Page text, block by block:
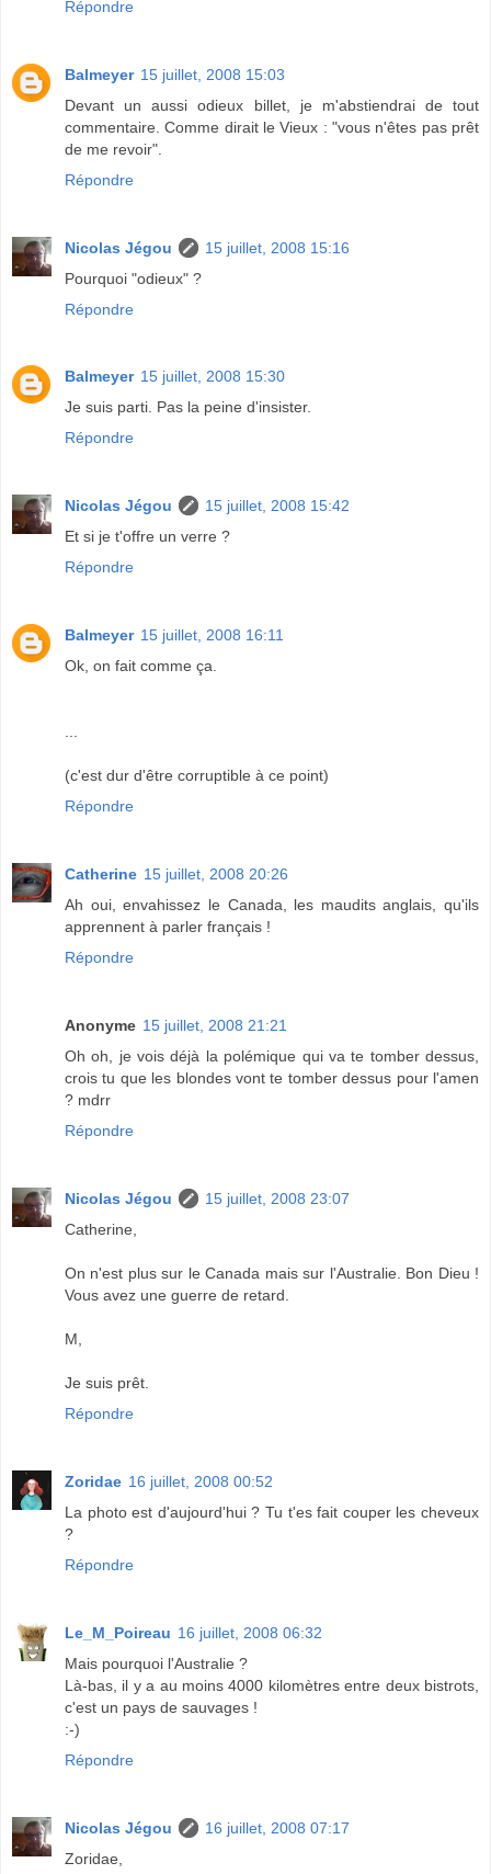
Répondre
Balmeyer 15 juillet, 2008 15:03
Devant un aussi odieux billet, je m'abstiendrai de tout
commentaire. Comme dirait le Vieux : "vous n'êtes pas prêt
de me revoir".
Répondre
Nicolas Jégou
15 juillet, 2008 15:16
Pourquoi "odieux" ?
Répondre
Balmeyer 15 juillet, 2008 15:30
Je suis parti. Pas la peine d'insister.
Répondre
Nicolas Jégou
15 juillet, 2008 15:42
Et si je t'offre un verre ?
Répondre
Balmeyer 15 juillet, 2008 16:11
Ok, on fait comme ça.
...
(c'est dur d'être corruptible à ce point)
Répondre
Catherine 15 juillet, 2008 20:26
Ah oui, envahissez le Canada, les maudits anglais, qu'ils
apprennent à parler français !
Répondre
Anonyme 15 juillet, 2008 21:21
Oh oh, je vois déjà la polémique qui va te tomber dessus,
crois tu que les blondes vont te tomber dessus pour l'amen
? mdrr
Répondre
Nicolas Jégou
15 juillet, 2008 23:07
Catherine,
On n'est plus sur le Canada mais sur l'Australie. Bon Dieu !
Vous avez une guerre de retard.
M,
Je suis prêt.
Répondre
Zoridae 16 juillet, 2008 00:52
La photo est d'aujourd'hui ? Tu t'es fait couper les cheveux
?
Répondre
Le_M_Poireau 16 juillet, 2008 06:32
Mais pourquoi l'Australie ?
Là-bas, il y a au moins 4000 kilomètres entre deux bistrots,
c'est un pays de sauvages !
:-)
Répondre
Nicolas Jégou
16 juillet, 2008 07:17
Zoridae,